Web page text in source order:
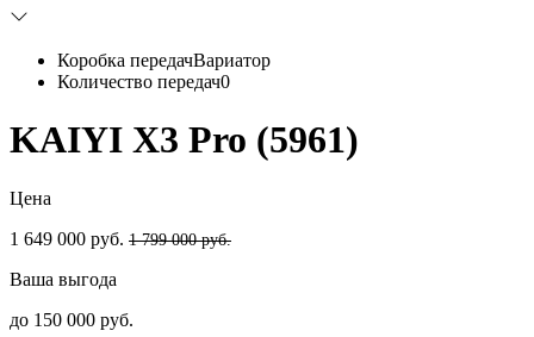
Коробка передачВариатор
Количество передач0
KAIYI X3 Pro (5961)
Цена
1 649 000 руб. 1 799 000 руб.
Ваша выгода
до 150 000 руб.